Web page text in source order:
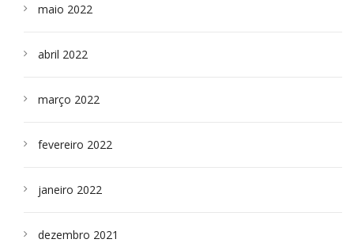
maio 2022
abril 2022
março 2022
fevereiro 2022
janeiro 2022
dezembro 2021